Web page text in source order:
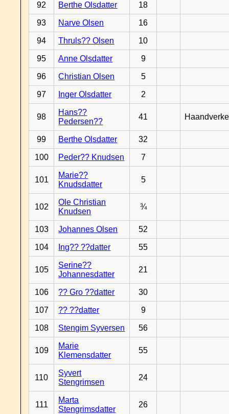
92 Berthe Olsdatter 18
93 Narve Olsen 16
94 Thruls?? Olsen 10
95 Anne Olsdatter 9
96 Christian Olsen 5
97 Inger Olsdatter 2
98
Hans??
Pedersen??
41
99 Berthe Olsdatter 32
100 Peder?? Knudsen 7
101
Marie??
Knudsdatter
5
102
Ole Christian
Knudsen
¾
103 Johannes Olsen 52
104 Ing?? ??datter 55
105
Serine??
Johannesdatter
21
106 ?? Gro ??datter 30
107 ?? ??datter 9
108 Stengim Syversen 56
109
Marie
Klemensdatter
55
110
Syvert
Stengrimsen
24
111
Marta
Stengrimsdatter
26